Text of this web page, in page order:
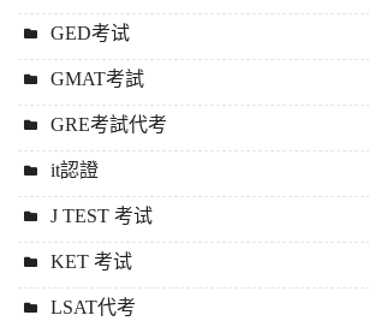
GED考试
GMAT考試
GRE考試代考
it認證
J TEST 考试
KET 考试
LSAT代考